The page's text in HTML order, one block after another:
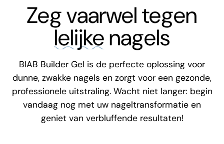
Zeg vaarwel tegen
lelijkenagels
BIAB Builder Gel is de perfecte oplossing voor
dunne, zwakke nagels en zorgt voor een gezonde,
professionele uitstraling. Wacht niet langer: begin
vandaag nog met uw nageltransformatie en
geniet van verbluffende resultaten!